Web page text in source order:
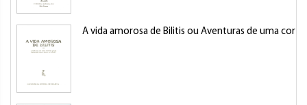
A vida amorosa de Bilitis ou Aventuras de uma